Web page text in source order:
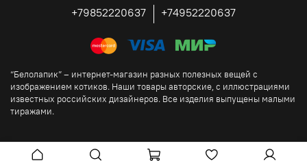
+79852220637 +74952220637
“Белолапик” – интернет-магазин разных полезных вещей с
изображением котиков. Наши товары авторские, с иллюстрациями
известных российских дизайнеров. Все изделия выпущены малыми
тиражами.